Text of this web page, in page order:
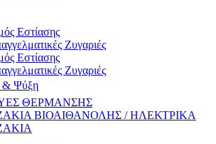
Εστίασης
Ζυγαριές
Εστίασης
Ζυγαριές
Ψύξη
ΘΕΡΜΑΝΣΗΣ
ΒΙΟΑΙΘΑΝΟΛΗΣ / ΗΛΕΚΤΡΙΚΑ